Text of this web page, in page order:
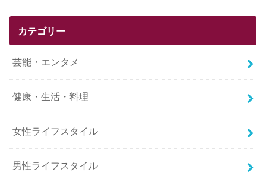
カテゴリー
芸能・エンタメ
健康・生活・料理
女性ライフスタイル
男性ライフスタイル